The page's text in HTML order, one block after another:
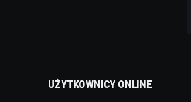
UŻYTKOWNICY ONLINE